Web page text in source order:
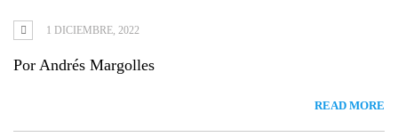
1 DICIEMBRE, 2022
Por Andrés Margolles
READ MORE